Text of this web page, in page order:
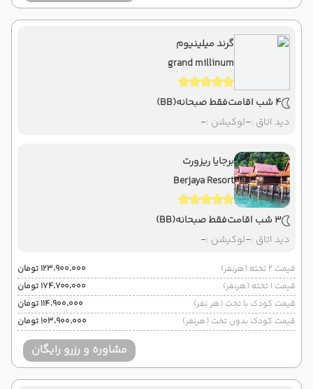
گرند میلینیوم
grand millinum
4 شب اقامت فقط صبحانه(BB)
دید اتاق :-لوکیشن :-
برجایا ریزورت
Berjaya Resort
3 شب اقامت فقط صبحانه(BB)
دید اتاق :-لوکیشن :-
قیمت 2 تخته (هرنفر)
۱۲۳٬۹۰۰٬۰۰۰ تومان
قیمت 1 تخته (هرنفر)
۱۷۴٬۷۰۰٬۰۰۰ تومان
قیمت کودک با تخت (هر نفر)
۱۱۴٬۹۰۰٬۰۰۰ تومان
قیمت کودک بدون تخت (هرنفر)
۱۰۳٬۹۰۰٬۰۰۰ تومان
مشاوره و رزرو رایگان